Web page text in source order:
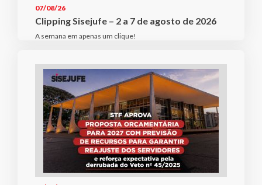
07/08/26
Clipping Sisejufe – 2 a 7 de agosto de 2026
A semana em apenas um clique!